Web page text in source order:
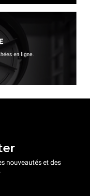
en ligne.
nouveautés et des